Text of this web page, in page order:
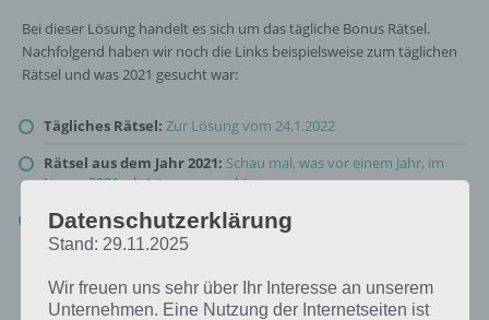
Bei dieser Lösung handelt es sich um das tägliche Bonus Rätsel.
Nachfolgend haben wir noch die Links beispielsweise zum täglichen
Rätsel und was 2021 gesucht war:
Tägliches Rätsel: Zur Lösung vom 24.1.2022
Rätsel aus dem Jahr 2021: Schau mal, was vor einem Jahr, im
Januar 2021, als Lösung gesucht war
Zur Übersicht :4 Bilder 1 Wort Lösungen zu Reise durch die Zeit
im Januar 2022!
Datenschutzerklärung
Stand: 29.11.2025
Wir freuen uns sehr über Ihr Interesse an unserem
Unternehmen. Eine Nutzung der Internetseiten ist